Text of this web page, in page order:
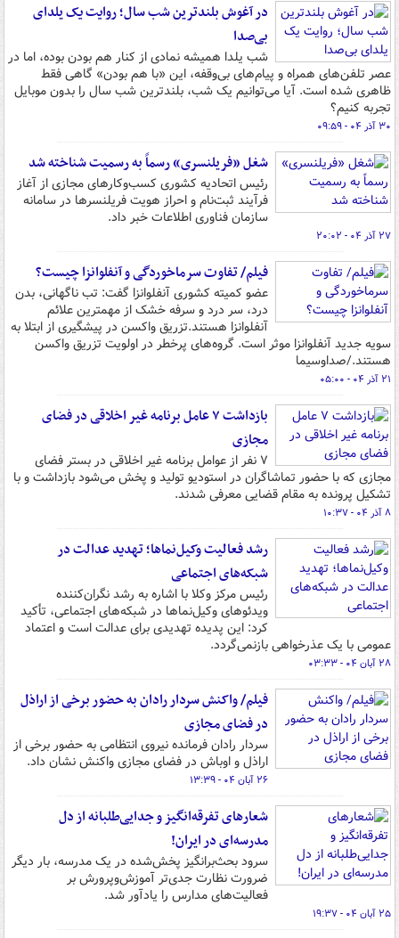
در آغوش بلندترین شب سال؛ روایت یک یلدای
بی‌صدا
شب یلدا همیشه نمادی از کنار هم بودن بوده، اما در
عصر تلفن‌های همراه و پیام‌های بی‌وقفه، این «با هم بودن» گاهی فقط
ظاهری شده است. آیا می‌توانیم یک شب، بلندترین شب سال را بدون موبایل
تجربه کنیم؟
۳۰ آذر ۰۴ - ۰۹:۵۹
شغل «فریلنسری» رسماً به رسمیت شناخته شد
رئیس اتحادیه کشوری کسب‌وکارهای مجازی از آغاز
فرآیند ثبت‌نام و احراز هویت فریلنسرها در سامانه
سازمان فناوری اطلاعات خبر داد.
۲۷ آذر ۰۴ - ۲۰:۰۲
فیلم/ تفاوت سرماخوردگی و آنفلوانزا چیست؟
عضو کمیته کشوری آنفلوانزا گفت: تب ناگهانی، بدن
درد، سر درد و سرفه خشک از مهمترین علائم
آنفلوانزا هستند.تزریق واکسن در پیشگیری از ابتلا به
سویه جدید آنفلوانزا موثر است. گروه‌های پرخطر در اولویت تزریق واکسن
هستند./صداوسیما
۲۱ آذر ۰۴ - ۰۵:۰۰
بازداشت ۷ عامل برنامه غیر اخلاقی در فضای
مجازی
۷ نفر از عوامل برنامه غیر اخلاقی در بستر فضای
مجازی که با حضور تماشاگران در استودیو تولید و پخش می‌شود بازداشت و با
تشکیل پرونده به مقام قضایی معرفی شدند.
۸ آذر ۰۴ - ۱۰:۳۷
رشد فعالیت وکیل‌نماها؛ تهدید عدالت در
شبکه‌های اجتماعی
رئیس مرکز وکلا با اشاره به رشد نگران‌کننده
ویدئوهای وکیل‌نماها در شبکه‌های اجتماعی، تأکید
کرد: این پدیده تهدیدی برای عدالت است و اعتماد
عمومی با یک عذرخواهی بازنمی‌گردد.
۲۸ آبان ۰۴ - ۰۳:۳۳
فیلم/ واکنش سردار رادان به حضور برخی از اراذل
در فضای مجازی
سردار رادان فرمانده نیروی انتظامی به حضور برخی از
اراذل و اوباش در فضای مجازی واکنش نشان داد.
۲۶ آبان ۰۴ - ۱۳:۳۹
شعارهای تفرقه‌انگیز و جدایی‌طلبانه از دل
مدرسه‌ای در ایران!
سرود بحث‌برانگیز پخش‌شده در یک مدرسه، بار دیگر
ضرورت نظارت جدی‌تر آموزش‌وپرورش بر
فعالیت‌های مدارس را یادآور شد.
۲۵ آبان ۰۴ - ۱۹:۳۷